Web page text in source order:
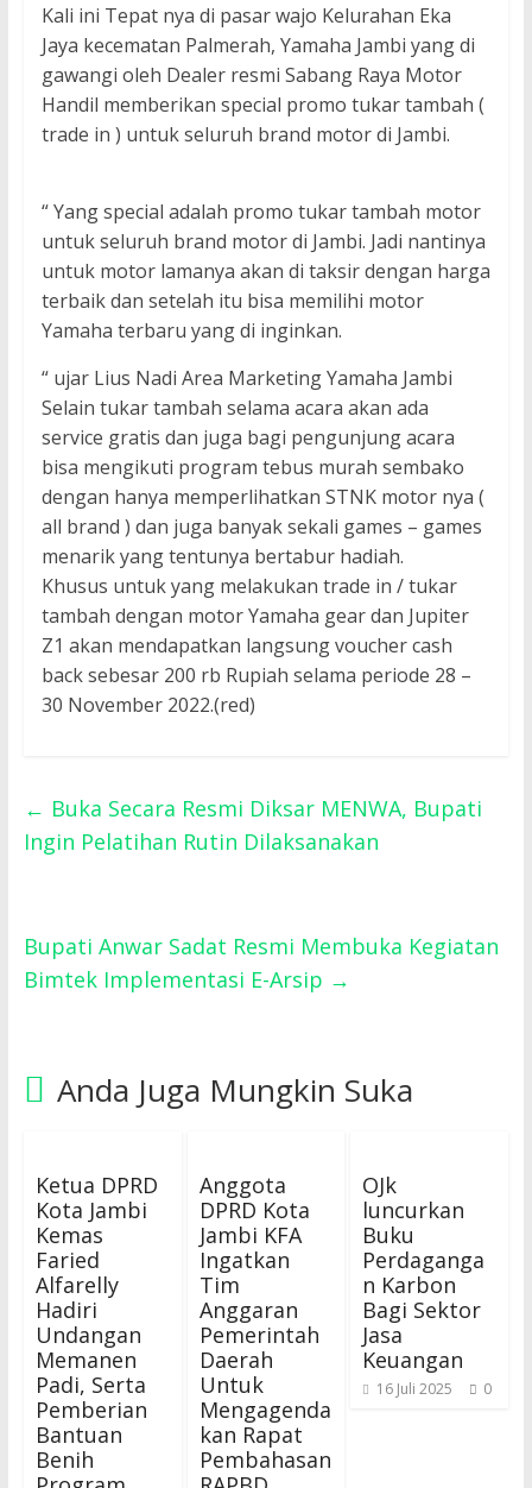
Kali ini Tepat nya di pasar wajo Kelurahan Eka
Jaya kecematan Palmerah, Yamaha Jambi yang di
gawangi oleh Dealer resmi Sabang Raya Motor
Handil memberikan special promo tukar tambah (
trade in ) untuk seluruh brand motor di Jambi.
“ Yang special adalah promo tukar tambah motor
untuk seluruh brand motor di Jambi. Jadi nantinya
untuk motor lamanya akan di taksir dengan harga
terbaik dan setelah itu bisa memilihi motor
Yamaha terbaru yang di inginkan.
“ ujar Lius Nadi Area Marketing Yamaha Jambi
Selain tukar tambah selama acara akan ada
service gratis dan juga bagi pengunjung acara
bisa mengikuti program tebus murah sembako
dengan hanya memperlihatkan STNK motor nya (
all brand ) dan juga banyak sekali games – games
menarik yang tentunya bertabur hadiah.
Khusus untuk yang melakukan trade in / tukar
tambah dengan motor Yamaha gear dan Jupiter
Z1 akan mendapatkan langsung voucher cash
back sebesar 200 rb Rupiah selama periode 28 –
30 November 2022.(red)
← Buka Secara Resmi Diksar MENWA, Bupati
Ingin Pelatihan Rutin Dilaksanakan
Bupati Anwar Sadat Resmi Membuka Kegiatan
Bimtek Implementasi E-Arsip →
Anda Juga Mungkin Suka
Ketua DPRD
Kota Jambi
Kemas
Faried
Alfarelly
Hadiri
Undangan
Memanen
Padi, Serta
Pemberian
Bantuan
Benih
Anggota
DPRD Kota
Jambi KFA
Ingatkan
Tim
Anggaran
Pemerintah
Daerah
Untuk
Mengagenda
kan Rapat
Pembahasan
OJk
luncurkan
Buku
Perdaganga
n Karbon
Bagi Sektor
Jasa
Keuangan
16 Juli 2025 0